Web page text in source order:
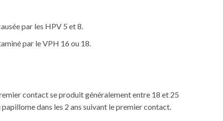
par les HPV 5 et 8.
par le VPH 16 ou 18.
contact se produit généralement entre 18 et 25
dans les 2 ans suivant le premier contact.